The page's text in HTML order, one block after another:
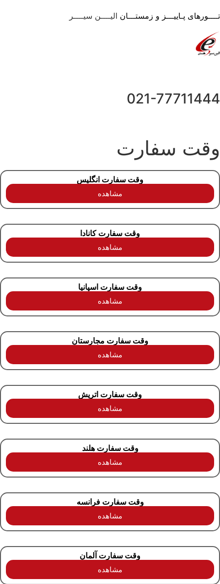
تــــورهای پـاییـــز و زمستـــان الیــــن سیــــر
021-77711444
وقت سفارت
وقت سفارت انگلیس
مشاهده
وقت سفارت کانادا
مشاهده
وقت سفارت اسپانیا
مشاهده
وقت سفارت مجارستان
مشاهده
وقت سفارت اتریش
مشاهده
وقت سفارت هلند
مشاهده
وقت سفارت فرانسه
مشاهده
وقت سفارت آلمان
مشاهده